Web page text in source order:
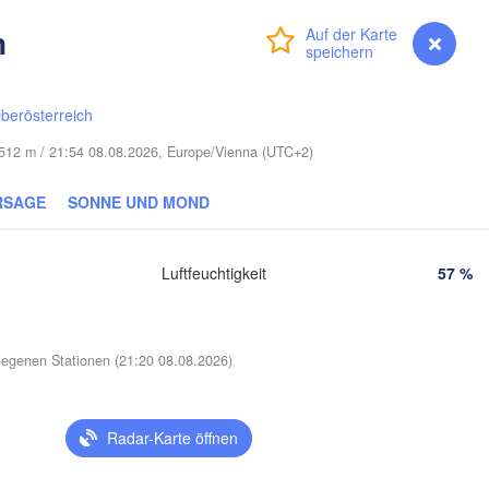
myVentusky Vorhersage
m / 21:54 08.08.2026, Europe/Vienna (UTC+2)
SONNE UND MOND
Luftfeuchtigkeit 57 %
Stationen (21:20 08.08.2026)
Radar-Karte öffnen
(Babrujsk)
Баранавічы
(Baranavičy)
Житомир
(Zhytomyr)
Хмельницький
(Khmelnytskyi)
Пінск
Салігорск
Магілёў
Вінниця
(Vinnytsia)
Івано-Франківськ